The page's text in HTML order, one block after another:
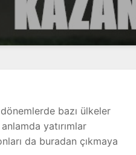
bazı ülkeler
yatırımlar
da buradan çıkmaya